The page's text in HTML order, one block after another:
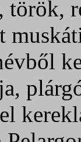
török,